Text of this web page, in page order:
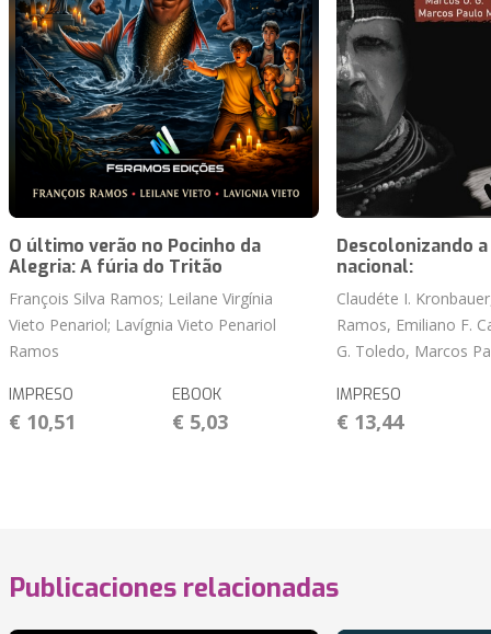
O último verão no Pocinho da
Alegria: A fúria do Tritão
François Silva Ramos; Leilane Virgínia
Vieto Penariol; Lavígnia Vieto Penariol
Ramos
IMPRESO
€ 10,51
EBOOK
€ 5,03
Descolonizando
nacional:
Claudéte I.
Ramos, Emiliano F.
G. Toledo, Marcos
IMPRESO
€ 13,44
Publicaciones relacionadas